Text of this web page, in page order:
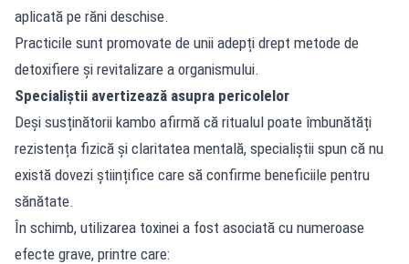
aplicată pe răni deschise.
Practicile sunt promovate de unii adepți drept metode de
detoxifiere și revitalizare a organismului.
Specialiștii avertizează asupra pericolelor
Deși susținătorii kambo afirmă că ritualul poate îmbunătăți
rezistența fizică și claritatea mentală, specialiștii spun că nu
există dovezi științifice care să confirme beneficiile pentru
sănătate.
În schimb, utilizarea toxinei a fost asociată cu numeroase
efecte grave, printre care: